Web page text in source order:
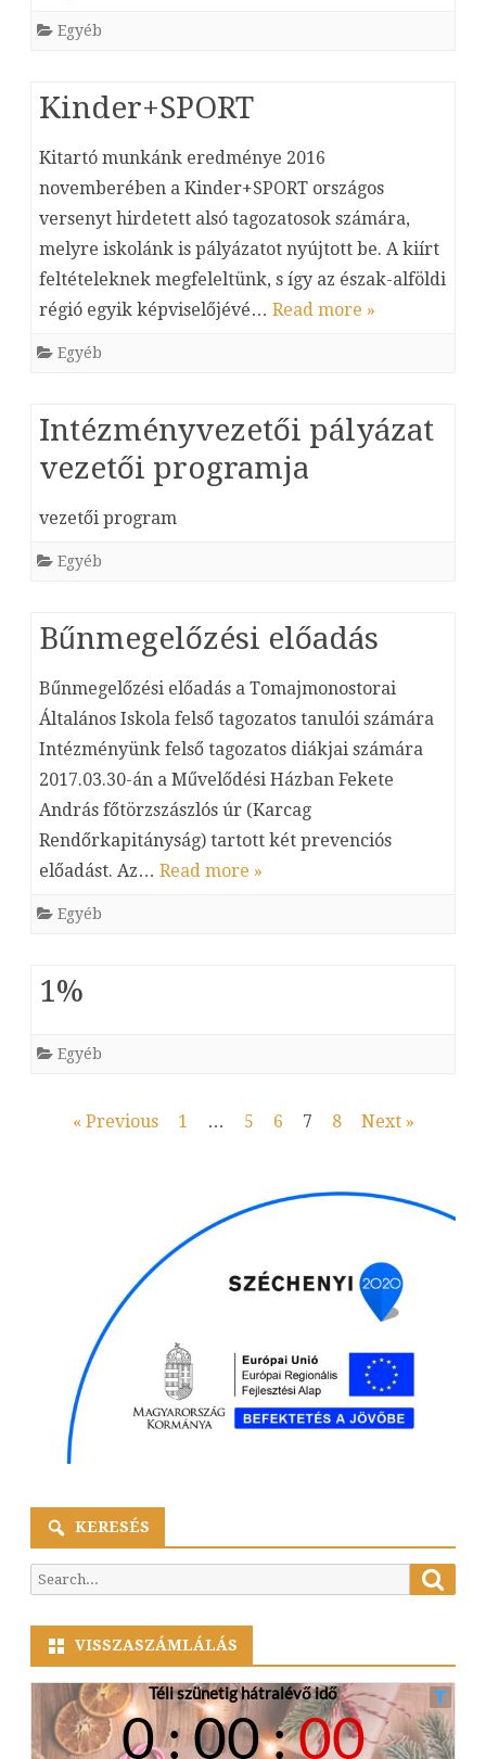
Egyéb
Kinder+SPORT
Kitartó munkánk eredménye 2016
novemberében a Kinder+SPORT országos
versenyt hirdetett alsó tagozatosok számára,
melyre iskolánk is pályázatot nyújtott be. A kiírt
feltételeknek megfeleltünk, s így az észak-alföldi
régió egyik képviselőjévé… Read more »
Egyéb
Intézményvezetői pályázat
vezetői programja
vezetői program
Egyéb
Bűnmegelőzési előadás
Bűnmegelőzési előadás a Tomajmonostorai
Általános Iskola felső tagozatos tanulói számára
Intézményünk felső tagozatos diákjai számára
2017.03.30-án a Művelődési Házban Fekete
András főtörzszászlós úr (Karcag
Rendőrkapitányság) tartott két prevenciós
előadást. Az… Read more »
Egyéb
1%
Egyéb
Bejegyzés
« Previous 1 … 5 6 7 8 Next »
KERESÉS
Search
for:
VISSZASZÁMLÁLÁS